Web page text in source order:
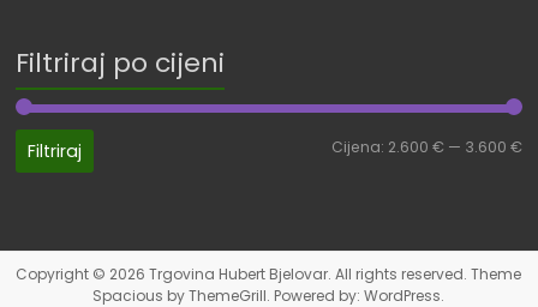
Filtriraj po cijeni
Filtriraj Cijena: 2.600 € — 3.600 €
Copyright © 2026Trgovina Hubert Bjelovar. All rights reserved. Theme
Spacious by ThemeGrill. Powered by:WordPress.